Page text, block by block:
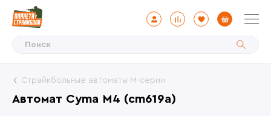
Автомат Cyma M4 (cm619a)
Страйкбольные автоматы М-серии